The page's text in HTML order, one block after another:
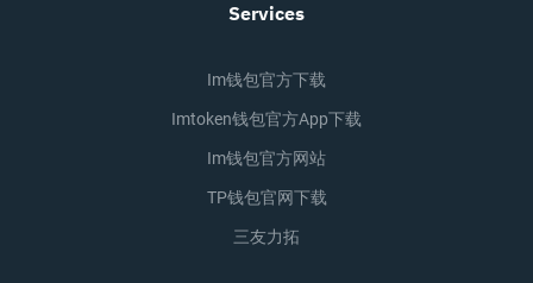
Services
Im钱包官方下载
Imtoken钱包官方app下载
Im钱包官方网站
TP钱包官网下载
三友力拓